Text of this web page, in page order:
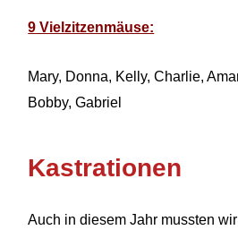
9 Vielzitzenmäuse:
Mary, Donna, Kelly, Charlie,
Bobby, Gabriel
Kastrationen
Auch in diesem Jahr mussten